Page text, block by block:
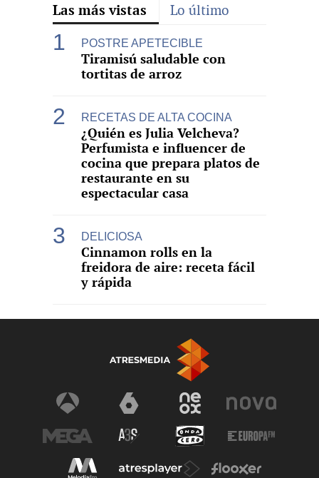
Las más vistas Lo último
POSTRE APETECIBLE
Tiramisú saludable con
tortitas de arroz
RECETAS DE ALTA COCINA
¿Quién es Julia Velcheva?
Perfumista e influencer de
cocina que prepara platos de
restaurante en su
espectacular casa
DELICIOSA
Cinnamon rolls en la
freidora de aire: receta fácil
y rápida